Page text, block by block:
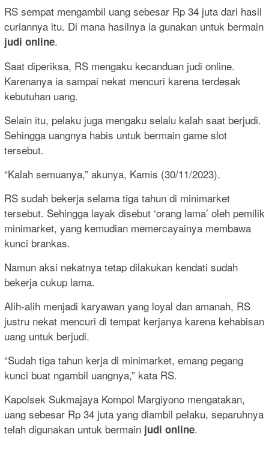
RS sempat mengambil uang sebesar Rp 34 juta dari hasil
curiannya itu. Di mana hasilnya ia gunakan untuk bermain
judi online.
Saat diperiksa, RS mengaku kecanduan judi online.
Karenanya ia sampai nekat mencuri karena terdesak
kebutuhan uang.
Selain itu, pelaku juga mengaku selalu kalah saat berjudi.
Sehingga uangnya habis untuk bermain game slot
tersebut.
“Kalah semuanya,” akunya, Kamis (30/11/2023).
RS sudah bekerja selama tiga tahun di minimarket
tersebut. Sehingga layak disebut ‘orang lama’ oleh pemilik
minimarket, yang kemudian memercayainya membawa
kunci brankas.
Namun aksi nekatnya tetap dilakukan kendati sudah
bekerja cukup lama.
Alih-alih menjadi karyawan yang loyal dan amanah, RS
justru nekat mencuri di tempat kerjanya karena kehabisan
uang untuk berjudi.
“Sudah tiga tahun kerja di minimarket, emang pegang
kunci buat ngambil uangnya,” kata RS.
Kapolsek Sukmajaya Kompol Margiyono mengatakan,
uang sebesar Rp 34 juta yang diambil pelaku, separuhnya
telah digunakan untuk bermain judi online.